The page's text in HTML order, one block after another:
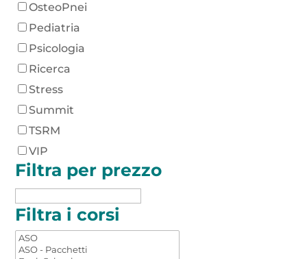
OsteoPnei
Pediatria
Psicologia
Ricerca
Stress
Summit
TSRM
VIP
Filtra per prezzo
Filtra i corsi